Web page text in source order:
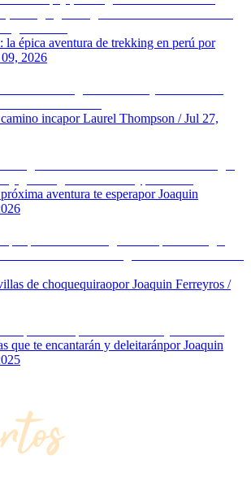
la épica aventura de trekking en perú por
2026
incapor Laurel Thompson / Jul 27,
aventura te esperapor Joaquin
de choquequiraopor Joaquin Ferreyros /
que te encantarán y deleitaránpor Joaquin